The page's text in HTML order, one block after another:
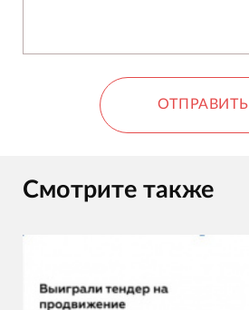
ОТПРАВИТЬ
Смотрите также